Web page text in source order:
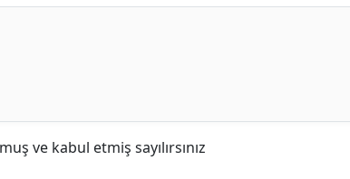
ve kabul etmiş sayılırsınız